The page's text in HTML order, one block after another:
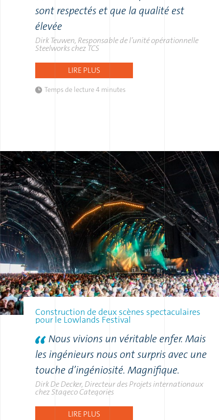
sont respectés et que la qualité est
élevée
Dirk Teuwen, Responsable de l’unité opérationnelle
Steelworks chez TCS
LIRE PLUS
Temps de lecture4 minutes
Construction de deux scènes spectaculaires
pour le Lowlands Festival
Nous vivions un véritable enfer. Mais
les ingénieurs nous ont surpris avec une
touche d’ingéniosité. Magnifique.
Dirk De Decker, Directeur des Projets internationaux
chez Stageco Categories
LIRE PLUS